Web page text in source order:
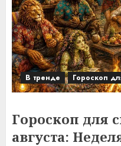
В тренде Гороскоп
Гороскоп для
августа: